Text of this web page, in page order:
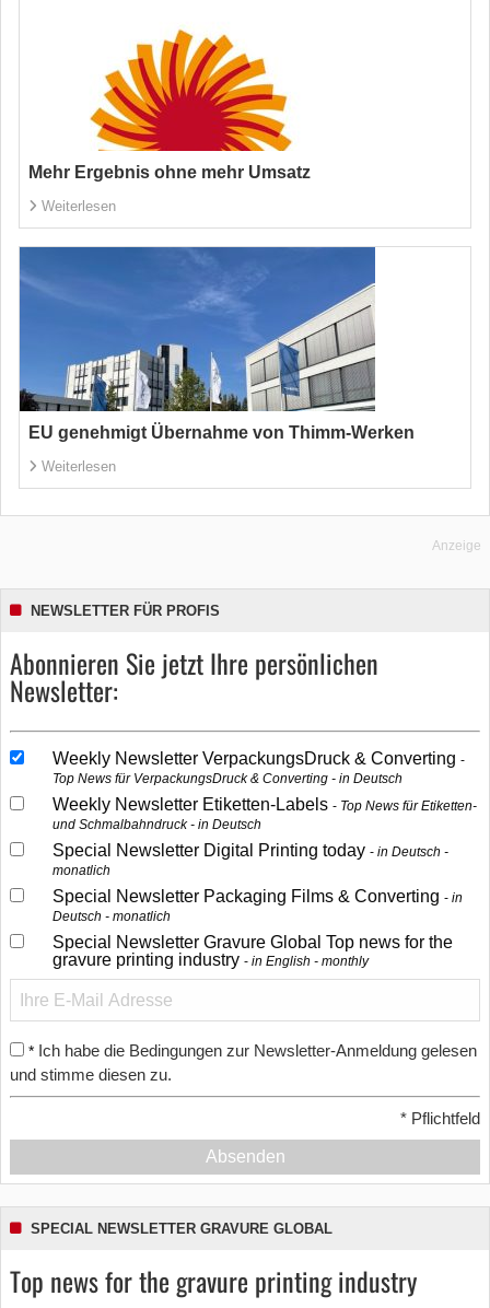
Mehr Ergebnis ohne mehr Umsatz
Weiterlesen
EU genehmigt Übernahme von Thimm-Werken
Weiterlesen
Anzeige
NEWSLETTER FÜR PROFIS
Abonnieren Sie jetzt Ihre persönlichen
Newsletter:
Weekly Newsletter VerpackungsDruck & Converting
Top News für VerpackungsDruck & Converting - in Deutsch
Weekly Newsletter Etiketten-Labels
Top News für Etiketten-
und Schmalbahndruck - in Deutsch
Special Newsletter Digital Printing today
in Deutsch -
monatlich
Special Newsletter Packaging Films & Converting
in
Deutsch - monatlich
Special Newsletter Gravure Global Top news for the
gravure printing industry
in English - monthly
* Ich habe die Bedingungen zur Newsletter-Anmeldung gelesen
und stimme diesen zu.
* Pflichtfeld
Absenden
SPECIAL NEWSLETTER GRAVURE GLOBAL
Top news for the gravure printing industry